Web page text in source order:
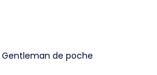
de poche